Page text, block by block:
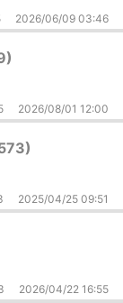
2026/06/09 03:46
2026/08/01 12:00
2025/04/25 09:51
2026/04/22 16:55